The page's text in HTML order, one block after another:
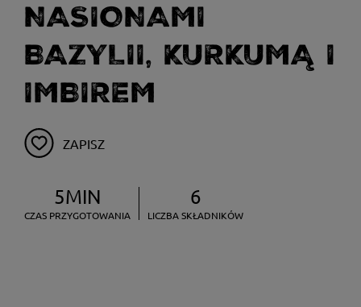
NASIONAMI
BAZYLII, KURKUMĄ I
IMBIREM
ZAPISZ
5MIN
CZAS PRZYGOTOWANIA
6
LICZBA SKŁADNIKÓW